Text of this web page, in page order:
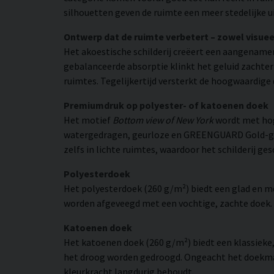
silhouetten geven de ruimte een meer stedelijke
Ontwerp dat de ruimte verbetert – zowel
Het akoestische schilderij creëert een
gebalanceerde absorptie klinkt het geluid
ruimtes. Tegelijkertijd versterkt de
Premiumdruk op polyester- of katoenen doek
Het motief Bottom view of New Yorkwordt met
watergedragen, geurloze en GREENGUARD
zelfs in lichte ruimtes, waardoor het schilderij
Polyesterdoek
Het polyesterdoek (260 g/m²) biedt een glad en
worden afgeveegd met een vochtige, zachte
Katoenen doek
Het katoenen doek (260 g/m²) biedt een
het droog worden gedroogd. Ongeacht het
kleurkracht langdurig behoudt.